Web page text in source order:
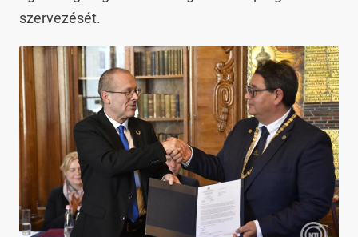
szervezését.